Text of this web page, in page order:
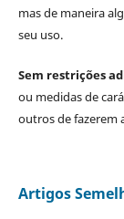
mas de maneira
seu uso.
Sem restrições
ou medidas de
outros de fazerem
Artigos